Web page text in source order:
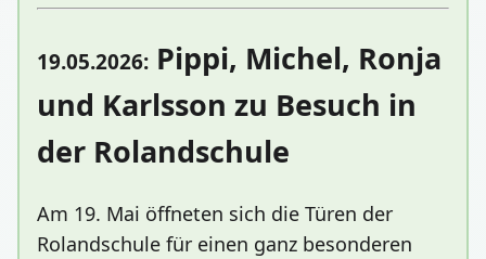
19.05.2026: Pippi, Michel, Ronja
und Karlsson zu Besuch in
der Rolandschule
Am 19. Mai öffneten sich die Türen der
Rolandschule für einen ganz besonderen